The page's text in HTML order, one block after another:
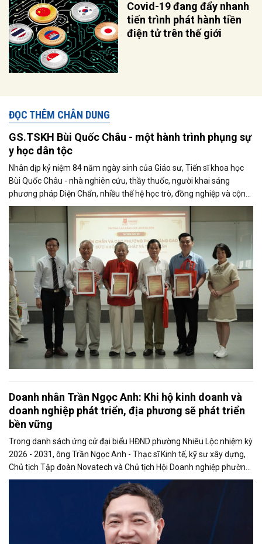
Covid-19 đang đẩy nhanh
tiến trình phát hành tiền
điện tử trên thế giới
ĐỌC THÊM CHÂN DUNG
GS.TSKH Bùi Quốc Châu - một hành trình phụng sự
y học dân tộc
Nhân dịp kỷ niệm 84 năm ngày sinh của Giáo sư, Tiến sĩ khoa học
Bùi Quốc Châu - nhà nghiên cứu, thầy thuốc, người khai sáng
phương pháp Diện Chẩn, nhiều thế hệ học trò, đồng nghiệp và cộng
đồng doanh nhân - trí thức đã cùng nhìn lại hành trình lao động bền
bỉ, sáng tạo và cống hiến của ông cho nền y học Việt Nam.
Doanh nhân Trần Ngọc Anh: Khi hộ kinh doanh và
doanh nghiệp phát triển, địa phương sẽ phát triển
bền vững
Trong danh sách ứng cử đại biểu HĐND phường Nhiêu Lộc nhiệm kỳ
2026 - 2031, ông Trần Ngọc Anh - Thạc sĩ Kinh tế, kỹ sư xây dựng,
Chủ tịch Tập đoàn Novatech và Chủ tịch Hội Doanh nghiệp phường
Nhiêu Lộc là gương mặt doanh nhân nhận được sự quan tâm của